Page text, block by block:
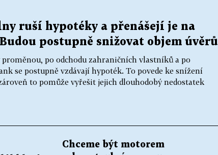
ruší hypotéky a přenášejí je na
postupně snižovat objem úvěrů
po odchodu zahraničních vlastníků a po
se postupně vzdávají hypoték. To povede ke snížení
to pomůže vyřešit jejich dlouhodobý nedostatek
Chceme být motorem